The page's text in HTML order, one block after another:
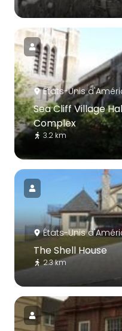
États-Unis
Sea Cliff Village
Complex
3.2 km
États-Unis
The Shell House
2.3 km